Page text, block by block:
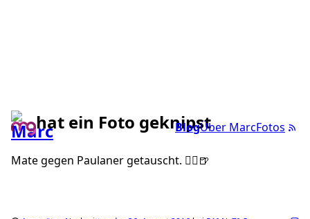
BlogÜber MarcFotos
hat ein Foto geknipst
Mate gegen Paulaner getauscht. ✌🏼️🍺